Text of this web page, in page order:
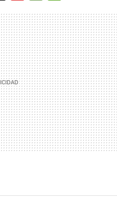
MAIL